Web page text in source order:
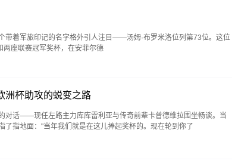
着军旅印记的名字格外引人注目——汤姆·布罗米洛位列第73位。这位
两座联赛冠军奖杯，在安菲尔德
洲杯助攻的蜕变之路
对话——现任左路主力库库雷利亚与传奇前辈卡普德维拉围坐畅谈。当
了指地面："当年我们就是在这儿捧起奖杯的。现在轮到你了